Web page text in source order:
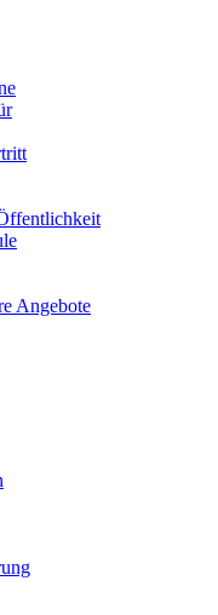
Angebote